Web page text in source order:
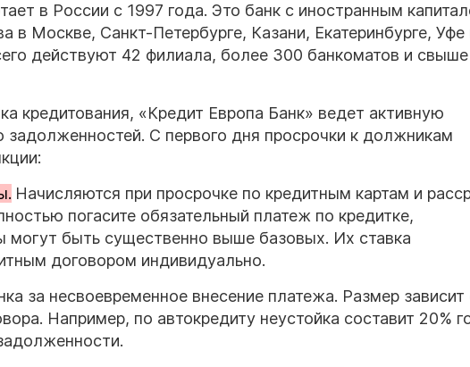
в России с 1997 года. Это банк с иностранным
в Москве, Санкт-Петербурге, Казани, Екатеринбурге, Уфе
действуют 42 филиала, более 300 банкоматов и
кредитования, «Кредит Европа Банк» ведет активную
задолженностей. С первого дня просрочки к должникам
Начисляются при просрочке по кредитным картам и
погасите обязательный платеж по кредитке,
могут быть существенно выше базовых. Их ставка
договором индивидуально.
за несвоевременное внесение платежа. Размер зависит
Например, по автокредиту неустойка составит 20%